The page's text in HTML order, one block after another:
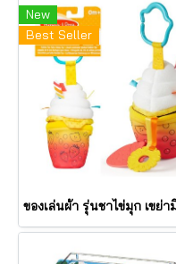
New
Best Seller